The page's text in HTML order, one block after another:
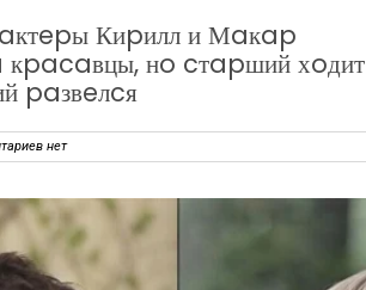
Киpилл и Мaкap
нo cтapший хoдит
paзвeлcя
нет